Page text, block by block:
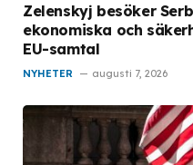
Zelenskyj besöker
ekonomiska och
EU-samtal
NYHETER augusti 7, 2026